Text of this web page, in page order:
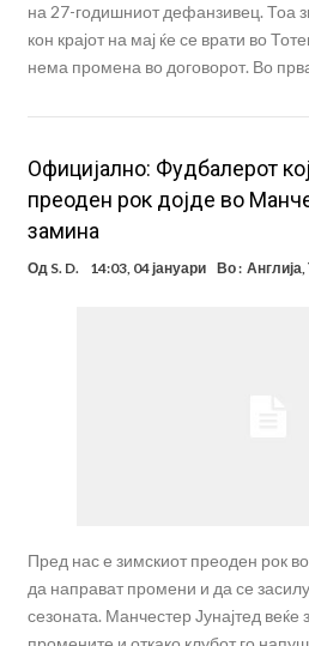
на 27-годишниот дефанзивец. Тоа
кон крајот на мај ќе се врати во
нема промена во договорот. Во
Официјално: Фудбалерот
преоден рок дојде во
замина
Од S. D. 14:03, 04 јануари Во : Англија,
Пред нас е зимскиот преоден рок
да направат промени и да се
сезоната. Манчестер Јунајтед